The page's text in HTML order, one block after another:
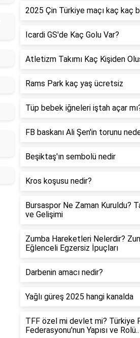
2025 Çin Türkiye maçı kaç kaç
Icardi GS'de Kaç Golu Var?
Atletizm Takımı Kaç Kişiden
Rams Park kaç yaş ücretsiz
Tüp bebek iğneleri iştah açar
FB baskanı Ali Şen'in torunu
Beşiktaş'ın sembolü nedir
Kros koşusu nedir?
Bursaspor Ne Zaman Kuruldu?
ve Gelişimi
Zumba Hareketleri Nelerdir?
Eğlenceli Egzersiz İpuçları
Darbenin amacı nedir?
Yağlı güreş 2025 hangi kanalda
TFF özel mi devlet mi? Türkiye
Federasyonu'nun Yapısı ve Rolü..